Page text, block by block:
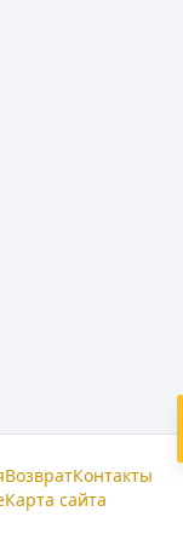
ВозвратКонтакты
Карта сайта